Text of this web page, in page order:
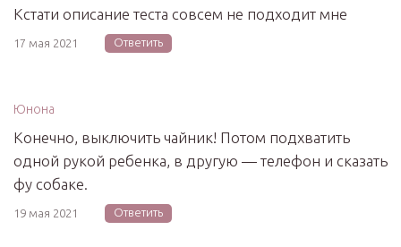
Кстати описание теста совсем не подходит мне
17 мая 2021 Ответить
Юнона
Конечно, выключить чайник! Потом подхватить
одной рукой ребенка, в другую — телефон и сказать
фу собаке.
19 мая 2021 Ответить